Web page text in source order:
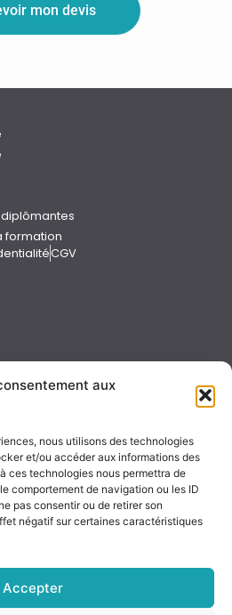
aux
nous utilisons des technologies
et/ou accéder aux informations des
ces technologies nous permettra de
comportement de navigation ou les ID
pas consentir ou de retirer son
négatif sur certaines caractéristiques
Accepter
mon devis
formation
CGV